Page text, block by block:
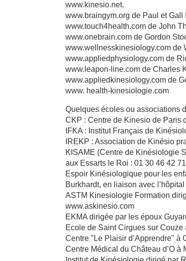
www.kinesio.net.
www.braingym.org de Paul et
www.touch4health.com de John
www.onebrain.com de Gordon
www.wellnesskinesiology.com de
www.appliedphysiology.com de
www.leapon-line.com de Charles
www.appliedkinesiology.com de
www. health-kinesiologie.com
Quelques écoles ou associations
CKP : Centre de Kinesio de Paris
IFKA : Institut Français de
IREKP : Association de Kinésio
KISAME (Centre de Kinésiologie
aux Essarts le Roi : 01 30 46 42 71
Espoir Kinésiologique pour les
Burkhardt, en liaison avec
ASTM Kinesiologie Formation
www.askinesio.com
EKMA dirigée par les époux
Ecole de Saint Cirgues sur
Centre "Le Plaisir d’Apprendre" à
Centre Médical du Château d’O